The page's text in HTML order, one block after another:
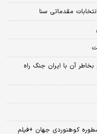
مقدماتی سنا
آن با ایران جنگ راه
کوهنوردی جهان +فیلم